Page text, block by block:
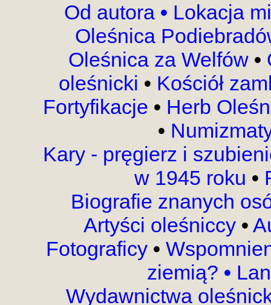
Od autora • Lokacja
Oleśnica
Oleśnica za Welfów •
oleśnicki • Kościół
Fortyfikacje • Herb
•
Kary - pręgierz i
w 1945 roku •
Biografie znanych
Artyści oleśniccy •
Fotograficy •
ziemią? •
Wydawnictwa